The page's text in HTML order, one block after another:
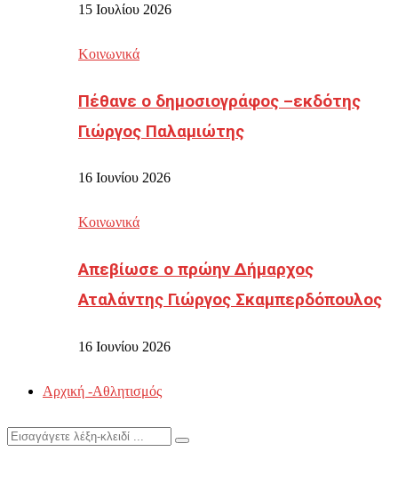
15 Ιουλίου 2026
Κοινωνικά
Πέθανε ο δημοσιογράφος –εκδότης
Γιώργος Παλαμιώτης
16 Ιουνίου 2026
Κοινωνικά
Απεβίωσε ο πρώην Δήμαρχος
Αταλάντης Γιώργος Σκαμπερδόπουλος
16 Ιουνίου 2026
Αρχική -Αθλητισμός
Search
Search